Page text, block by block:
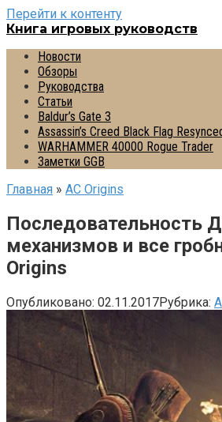
Перейти к контенту
Книга игровых руководств
Новости
Обзоры
Руководства
Статьи
Baldur’s Gate 3
Assassin’s Creed Black Flag
WARHAMMER 40000 Rogue Trader
Заметки GGB
Главная » AС Origins
Последовательность
механизмов и все
Origins
Опубликовано: 02.11.2017Рубрика: